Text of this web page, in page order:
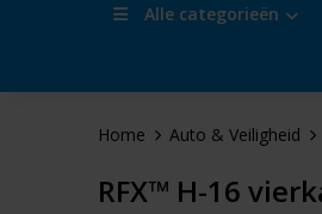
Alle categorieën
Home Auto & Veiligheid
RFX™ H-16